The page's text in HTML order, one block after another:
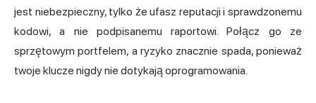
jest niebezpieczny, tylko że ufasz reputacji i sprawdzonemu
kodowi, a nie podpisanemu raportowi. Połącz go ze
sprzętowym portfelem, a ryzyko znacznie spada, ponieważ
twoje klucze nigdy nie dotykają oprogramowania.